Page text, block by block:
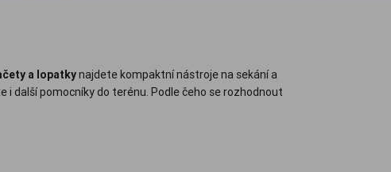
a lopatkynajdete kompaktní nástroje na sekání a
další pomocníky do terénu. Podle čeho se rozhodnout